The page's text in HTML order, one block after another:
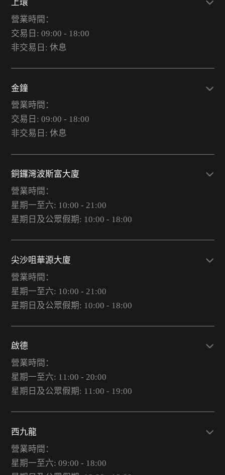
上環
營業時間：
交易日: 09:00 - 18:00
非交易日: 休息
金鐘
營業時間：
交易日: 09:00 - 18:00
非交易日: 休息
銅鑼灣波斯富大廈
營業時間：
星期一至六: 10:00 - 21:00
星期日及公眾假期: 10:00 - 18:00
尖沙咀華源大廈
營業時間：
星期一至六: 10:00 - 21:00
星期日及公眾假期: 10:00 - 18:00
啟德
營業時間：
星期一至六: 11:00 - 20:00
星期日及公眾假期: 11:00 - 19:00
西九龍
營業時間：
星期一至六: 09:00 - 18:00